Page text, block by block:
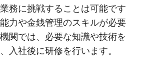
務に挑戦することは可能です
力や金銭管理のスキルが必要
関では、必要な知識や技術を
入社後に研修を行います。